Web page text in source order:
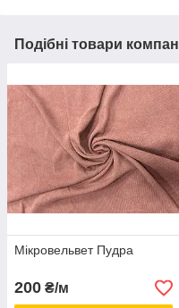
Подібні товари
Мікровельвет Пудра
200 ₴/м